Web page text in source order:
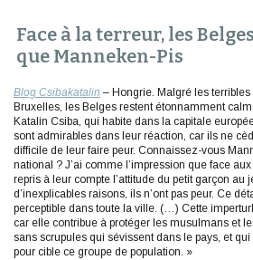
Face à la terreur, les
que Manneken-Pis
Blog Csibakatalin – Hongrie. Malgré les
Bruxelles, les Belges restent étonnamment
Katalin Csiba, qui habite dans la capitale
sont admirables dans leur réaction, car ils ne
difficile de leur faire peur. Connaissez-vous
national ? J’ai comme l’impression que face
repris à leur compte l’attitude du petit garçon
d’inexplicables raisons, ils n’ont pas peur. Ce
perceptible dans toute la ville. (…) Cette
car elle contribue à protéger les musulmans et
sans scrupules qui sévissent dans le pays, et
pour cible ce groupe de population. »